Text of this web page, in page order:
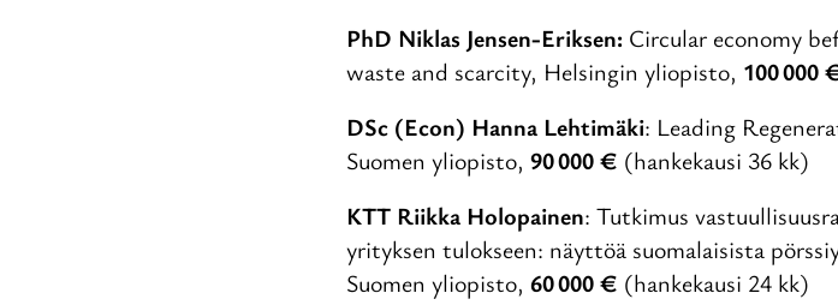
PhD Niklas Jensen-Eriksen: Circular economy
waste and scarcity, Helsingin yliopisto, 100 000
DSc (Econ) Hanna Lehtimäki: Leading
Suomen yliopisto, 90 000 € (hankekausi 36 kk)
KTT Riikka Holopainen: Tutkimus
yrityksen tulokseen: näyttöä suomalaisista
Suomen yliopisto, 60 000 € (hankekausi 24 kk)